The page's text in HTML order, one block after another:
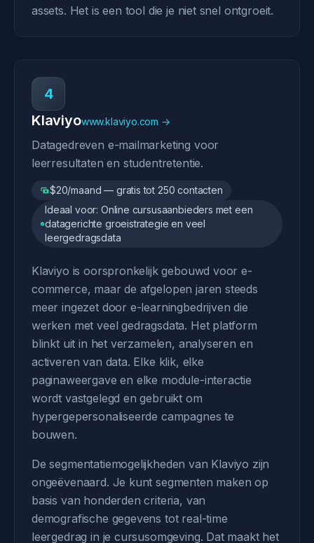
assets. Het is een tool die je niet snel ontgroeit.
4
Klaviyowww.klaviyo.com →
Datagedreven e-mailmarketing voor
leerresultaten en studentretentie.
$20/maand — gratis tot 250 contacten
Ideaal voor: Online cursusaanbieders met een
datagerichte groeistrategie en veel
leergedragsdata
Klaviyo is oorspronkelijk gebouwd voor e-
commerce, maar de afgelopen jaren steeds
meer ingezet door e-learningbedrijven die
werken met veel gedragsdata. Het platform
blinkt uit in het verzamelen, analyseren en
activeren van data. Elke klik, elke
paginaweergave en elke module-interactie
wordt vastgelegd en gebruikt om
hypergepersonaliseerde campagnes te
bouwen.
De segmentatiemogelijkheden van Klaviyo zijn
ongeëvenaard. Je kunt segmenten maken op
basis van honderden criteria, van
demografische gegevens tot real-time
leergedrag in je cursusomgeving. Dat maakt het